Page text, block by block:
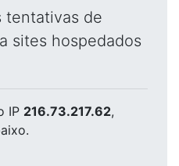
tentativas de
sites hospedados
IP 216.73.217.62,